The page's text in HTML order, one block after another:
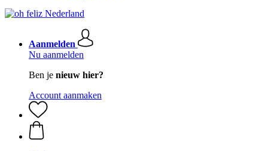
Aanmelden
Nu aanmelden
Ben je nieuw hier?
Account aanmaken